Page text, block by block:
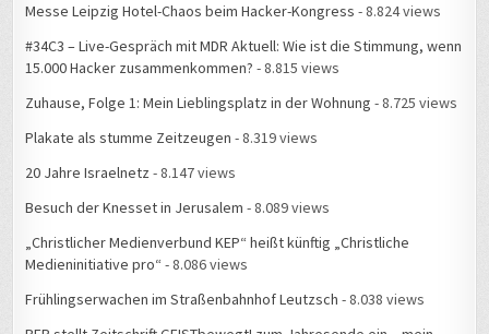
Messe Leipzig Hotel-Chaos beim Hacker-Kongress - 8.824 views
#34C3 – Live-Gespräch mit MDR Aktuell: Wie ist die Stimmung, wenn
15.000 Hacker zusammenkommen? - 8.815 views
Zuhause, Folge 1: Mein Lieblingsplatz in der Wohnung - 8.725 views
Plakate als stumme Zeitzeugen - 8.319 views
20 Jahre Israelnetz - 8.147 views
Besuch der Knesset in Jerusalem - 8.089 views
„Christlicher Medienverbund KEP“ heißt künftig „Christliche
Medieninitiative pro“ - 8.086 views
Frühlingserwachen im Straßenbahnhof Leutzsch - 8.038 views